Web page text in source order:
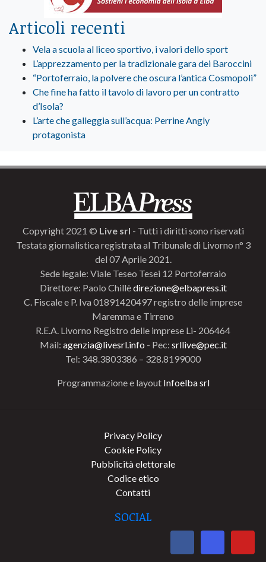
Articoli recenti
Vela a scuola al liceo sportivo, i valori dello sport
L’apprezzamento per la tradizionale gara dei Baroccini
“Portoferraio, la polvere che oscura l’antica Cosmopoli”
Che fine ha fatto il tavolo di lavoro per un contratto
d’Isola?
L’arte che galleggia sull’acqua: Perrine Angly
protagonista
Copyright 2021 © Live srl - Tutti i diritti sono riservati
Testata giornalistica registrata al Tribunale di Livorno n° 3
del 07 Aprile 2021.
Sede legale: Viale Teseo Tesei 12 Portoferraio
Direttore: Paolo Chillèdirezione@elbapress.it
C. Fiscale e P. Iva 01891420497 registro delle imprese
Maremma e Tirreno
R.E.A. Livorno Registro delle imprese Li- 206464
Mail: agenzia@livesrl.info - Pec: srllive@pec.it
Tel: 348.3803386 – 328.8199000
Programmazione e layout Infoelba srl
Privacy Policy
Cookie Policy
Pubblicità elettorale
Codice etico
Contatti
SOCIAL